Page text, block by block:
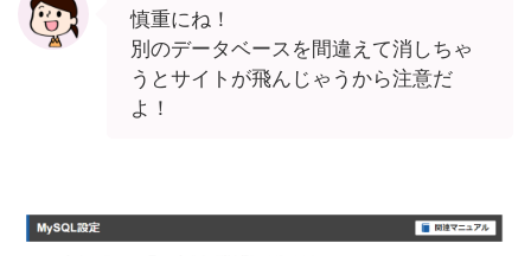
慎重にね！
別のデータベースを間違えて消しちゃ
うとサイトが飛んじゃうから注意だ
よ！